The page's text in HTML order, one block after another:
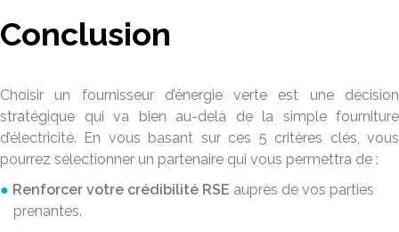
Conclusion
Choisir un fournisseur d’énergie verte est une décision
stratégique qui va bien au-delà de la simple fourniture
d’électricité. En vous basant sur ces 5 critères clés, vous
pourrez sélectionner un partenaire qui vous permettra de :
Renforcer votre crédibilité RSE auprès de vos parties
prenantes.